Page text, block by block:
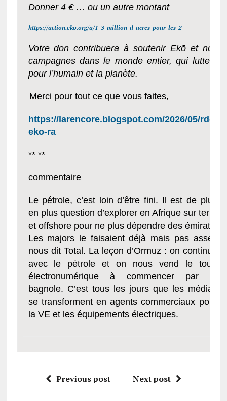
Donner 4 € … ou un autre montant
https://action.eko.org/a/1-3-million-d-acres-pour-les-2
Votre don contribuera à soutenir Ekō et nos
campagnes dans le monde entier, qui luttent
pour l’humain et la planète.
Merci pour tout ce que vous faites,
https://larencore.blogspot.com/2026/05/rdc-
eko-ra
** **
commentaire
Le pétrole, c’est loin d’être fini. Il est de plus
en plus question d’explorer en Afrique sur terre
et offshore pour ne plus dépendre des émirats.
Les majors le faisaient déjà mais pas assez
nous dit Total. La leçon d’Ormuz : on continue
avec le pétrole et on nous vend le tout-
électronumérique à commencer par la
bagnole. C’est tous les jours que les médias
se transforment en agents commerciaux pour
la VE et les équipements électriques.
Previous post Next post